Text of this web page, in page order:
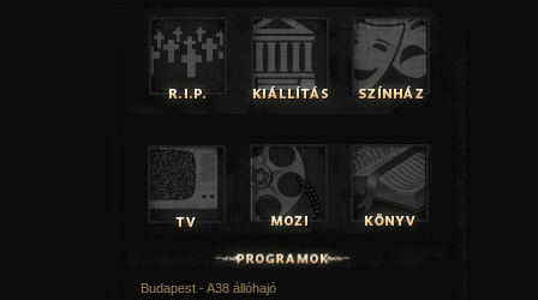
Budapest - A38 állóhajó